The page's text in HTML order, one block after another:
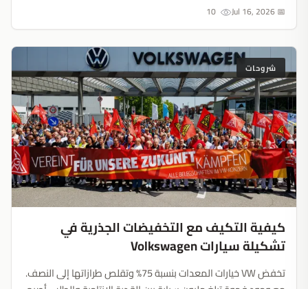
📅 Jul 16, 2026
شروحات
كيفية التكيف مع التخفيضات الجذرية في
تشكيلة سيارات Volkswagen
تخفض VW خيارات المعدات بنسبة 75% وتقلص طرازاتها إلى النصف.